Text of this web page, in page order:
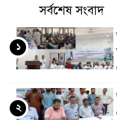
সর্বশেষ সংবাদ
১
২